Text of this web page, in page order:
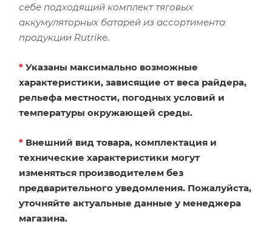
себе подходящий комплект тяговых
аккумуляторных батарей из ассортимента
продукции Rutrike.
* Указаны максимально возможные
характеристики, зависящие от веса райдера,
рельефа местности, погодных условий и
температуры окружающей среды.
* Внешний вид товара, комплектация и
технические характеристики могут
изменяться производителем без
предварительного уведомления. Пожалуйста,
уточняйте актуальные данные у менеджера
магазина.